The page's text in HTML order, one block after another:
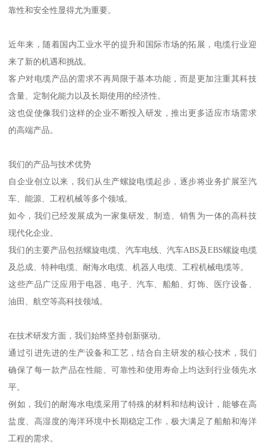
靠性和安全性显得尤为重要。
近年来，随着国内工业水平的提升和国际市场的拓展，电缆行业迎
来了新的机遇和挑战。
客户对电缆产品的需求不再局限于基本功能，而是更加注重其科技
含量、定制化能力以及长期使用的经济性。
这也促使像我们这样的企业不断投入研发，推出更多适应市场需求
的高端产品。
我们的产品与技术优势
自企业创立以来，我们从生产螺旋电缆起步，逐步将业务扩展至汽
车、能源、工程机械等多个领域。
如今，我们已经发展成为一家集研发、制造、销售为一体的高科技
现代化企业。
我们的主要产品包括螺旋电缆、汽车电线、汽车ABS及EBS螺旋电缆
及总成、特种电缆、耐海水电缆、机器人电缆、工程机械电缆等。
这些产品广泛应用于电器、电子、汽车、船舶、灯饰、医疗设备、
油田、航空等高科技领域。
在技术研发方面，我们始终坚持创新驱动。
通过引进先进的生产设备和工艺，结合自主研发的核心技术，我们
确保了每一款产品在性能、可靠性和使用寿命上均达到行业领先水
平。
例如，我们的耐海水电缆采用了特殊的材料和结构设计，能够在高
盐度、高湿度的海洋环境中长期稳定工作，极大满足了船舶和海洋
工程的需求。